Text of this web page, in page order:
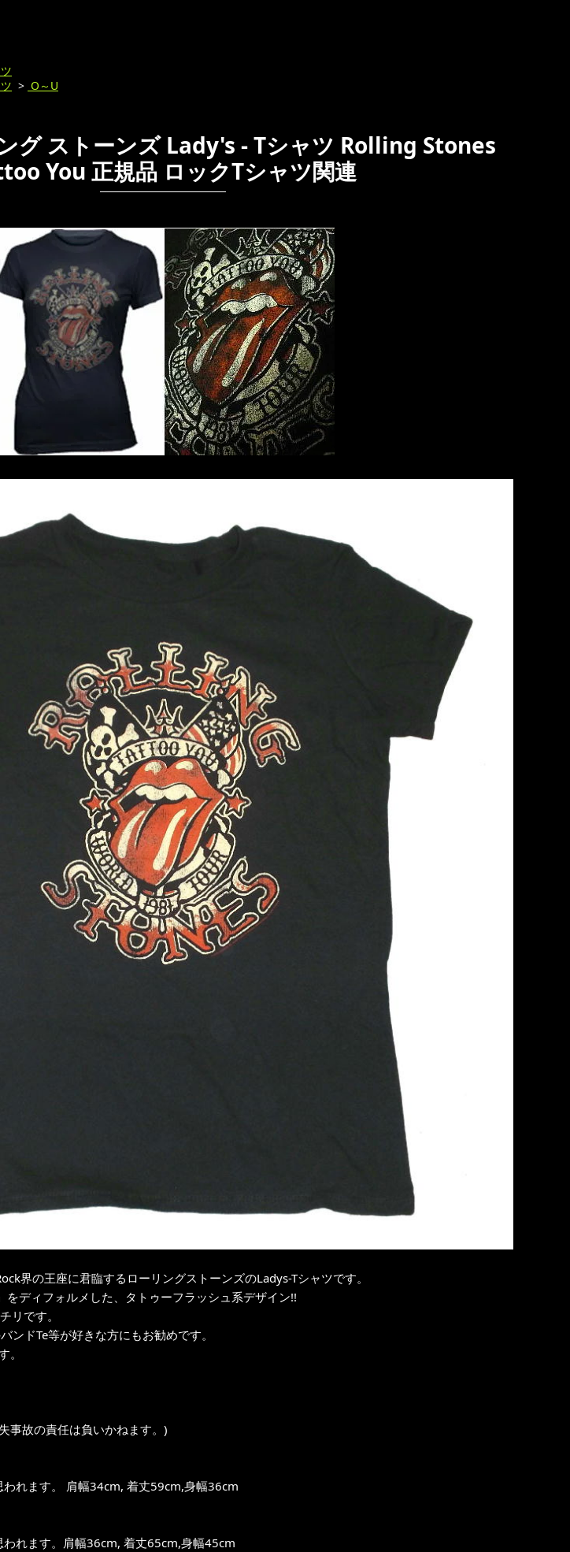
> O～U
グ ストーンズ Lady's - Tシャツ Rolling Stones
You 正規品 ロックTシャツ関連
界の王座に君臨するローリングストーンズのLadys-Tシャツです。
ディフォルメした、タトゥーフラッシュ系デザイン!!
リです。
ンドTe等が好きな方にもお勧めです。
。
事故の責任は負いかねます。)
れます。 肩幅34cm, 着丈59cm,身幅36cm
れます。肩幅36cm, 着丈65cm,身幅45cm